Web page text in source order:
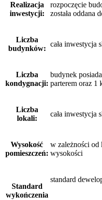
Realizacja
inwestycji:
rozpoczęcie
została oddana
Liczba
budynków:
cała inwestycja
Liczba
kondygnacji:
budynek
parterem oraz 1
Liczba
lokali:
cała inwestycja
Wysokość
pomieszczeń:
w zależności od
wysokości
Standard
wykończenia
standard